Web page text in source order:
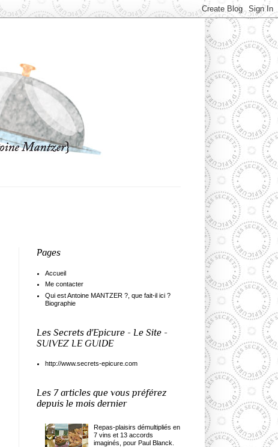
Pages
Accueil
Me contacter
Qui est Antoine MANTZER ?, que fait-il ici ?
Biographie
Les Secrets d'Epicure - Le Site -
SUIVEZ LE GUIDE
http://www.secrets-epicure.com
Les 7 articles que vous préférez
depuis le mois dernier
Repas-plaisirs démultipliés en
7 vins et 13 accords
imaginés, pour Paul Blanck.